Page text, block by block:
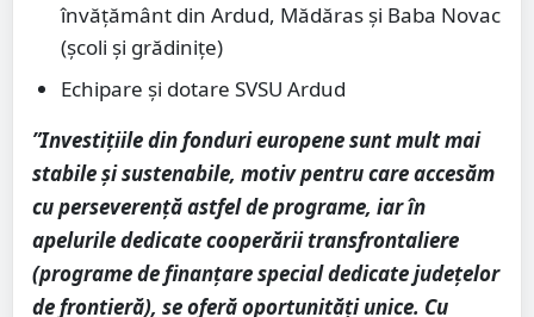
învățământ din Ardud, Mădăras și Baba Novac
(școli și grădinițe)
Echipare și dotare SVSU Ardud
”Investițiile din fonduri europene sunt mult mai
stabile și sustenabile, motiv pentru care accesăm
cu perseverență astfel de programe, iar în
apelurile dedicate cooperării transfrontaliere
(programe de finanțare special dedicate județelor
de frontieră), se oferă oportunități unice. Cu